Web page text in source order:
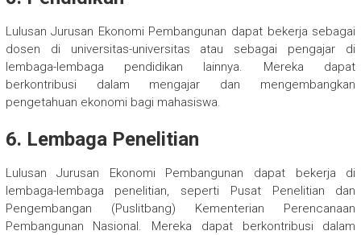
Lulusan Jurusan Ekonomi Pembangunan dapat bekerja sebagai
dosen di universitas-universitas atau sebagai pengajar di
lembaga-lembaga pendidikan lainnya. Mereka dapat
berkontribusi dalam mengajar dan mengembangkan
pengetahuan ekonomi bagi mahasiswa.
6. Lembaga Penelitian
Lulusan Jurusan Ekonomi Pembangunan dapat bekerja di
lembaga-lembaga penelitian, seperti Pusat Penelitian dan
Pengembangan (Puslitbang) Kementerian Perencanaan
Pembangunan Nasional. Mereka dapat berkontribusi dalam